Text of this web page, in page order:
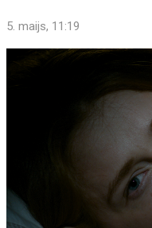
5. maijs, 11:19